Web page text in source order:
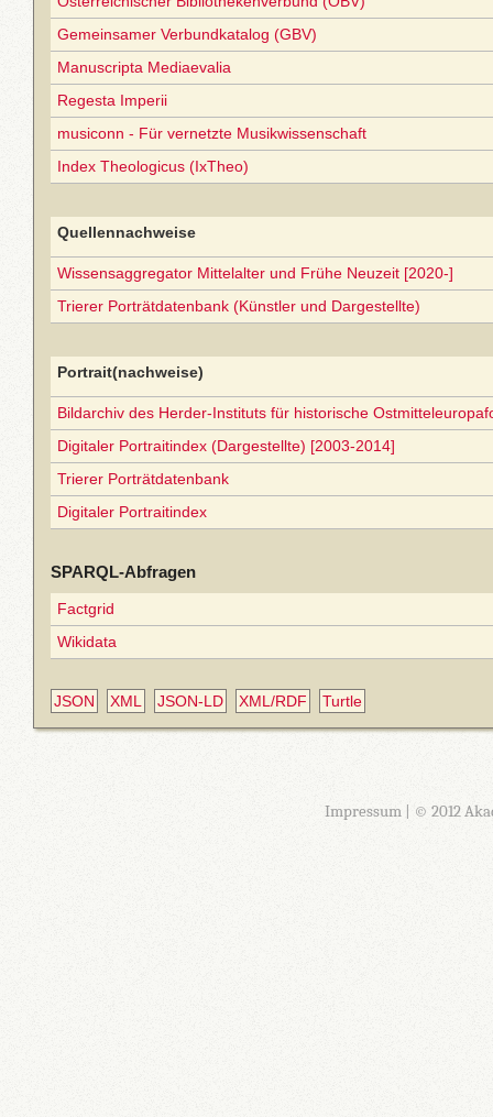
Gemeinsamer Verbundkatalog (GBV)
Manuscripta Mediaevalia
Regesta Imperii
musiconn - Für vernetzte Musikwissenschaft
Index Theologicus (IxTheo)
Quellennachweise
Wissensaggregator Mittelalter und Frühe Neuzeit [2020-]
Trierer Porträtdatenbank (Künstler und Dargestellte)
Portrait(nachweise)
Bildarchiv des Herder-Instituts für historische
Digitaler Portraitindex (Dargestellte) [2003-2014]
Trierer Porträtdatenbank
Digitaler Portraitindex
SPARQL-Abfragen
Factgrid
Wikidata
JSON XML JSON-LD XML/RDF Turtle
Impressum| © 2012